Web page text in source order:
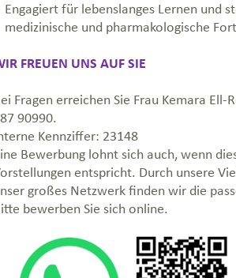
Engagiert für lebenslanges Lernen und
medizinische und pharmakologische
FREUEN UNS AUF SIE
Fragen erreichen Sie Frau Kemara
90990.
Kennziffer: 23148
Bewerbung lohnt sich auch, wenn
entspricht. Durch unsere
großes Netzwerk finden wir die
bewerben Sie sich online.